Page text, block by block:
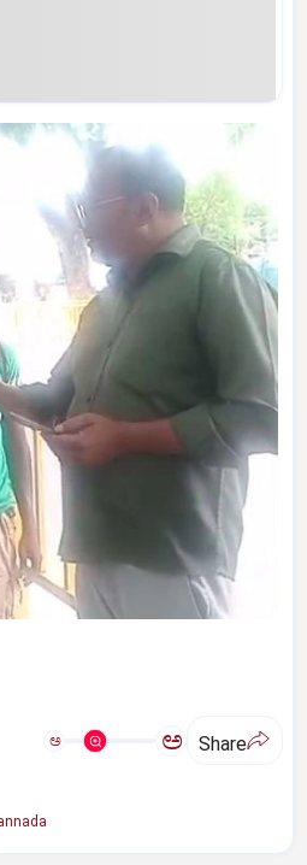
ಅ ಅ Share